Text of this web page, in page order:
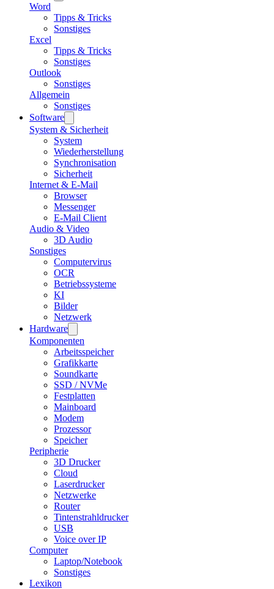
Word
Tipps & Tricks
Sonstiges
Excel
Tipps & Tricks
Sonstiges
Outlook
Sonstiges
Allgemein
Sonstiges
Software
System & Sicherheit
System
Wiederherstellung
Synchronisation
Sicherheit
Internet & E-Mail
Browser
Messenger
E-Mail Client
Audio & Video
3D Audio
Sonstiges
Computervirus
OCR
Betriebssysteme
KI
Bilder
Netzwerk
Hardware
Komponenten
Arbeitsspeicher
Grafikkarte
Soundkarte
SSD / NVMe
Festplatten
Mainboard
Modem
Prozessor
Speicher
Peripherie
3D Drucker
Cloud
Laserdrucker
Netzwerke
Router
Tintenstrahldrucker
USB
Voice over IP
Computer
Laptop/Notebook
Sonstiges
Lexikon